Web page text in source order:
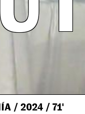
/ 2024 / 71'